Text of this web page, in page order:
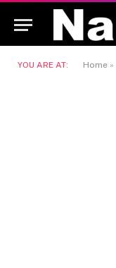
YOU ARE AT: Home »